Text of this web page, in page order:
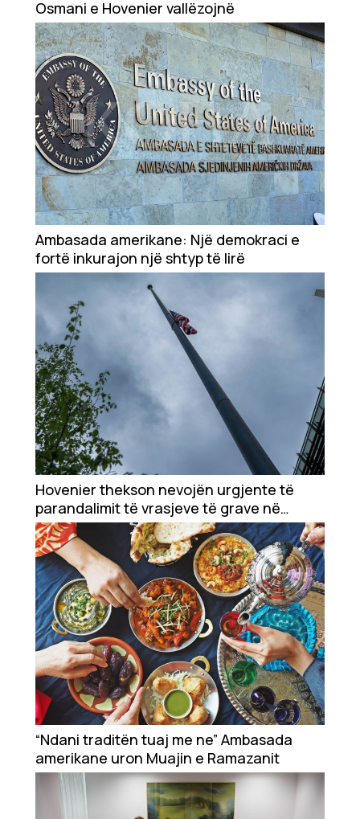
Osmani e Hovenier vallëzojnë
Ambasada amerikane: Një demokraci e
fortë inkurajon një shtyp të lirë
Hovenier thekson nevojën urgjente të
parandalimit të vrasjeve të grave në
Kosovë
“Ndani traditën tuaj me ne” Ambasada
amerikane uron Muajin e Ramazanit